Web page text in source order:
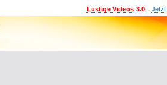
Jetzt
Lustige Videos 3.0